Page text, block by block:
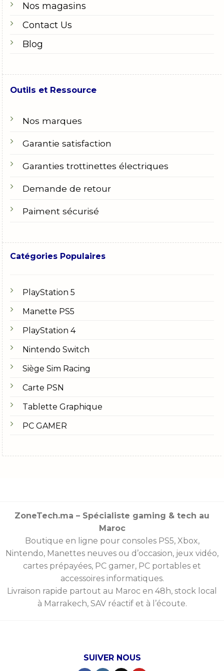
Nos magasins
Contact Us
Blog
Outils et Ressource
Nos marques
Garantie satisfaction
Garanties trottinettes électriques
Demande de retour
Paiment sécurisé
Catégories Populaires
PlayStation 5
Manette PS5
PlayStation 4
Nintendo Switch
Siège Sim Racing
Carte PSN
Tablette Graphique
PC GAMER
ZoneTech.ma – Spécialiste gaming & tech au
Maroc
Boutique en ligne pour consoles PS5, Xbox,
Nintendo, Manettes neuves ou d’occasion, jeux vidéo,
cartes prépayées, PC gamer, PC portables et
accessoires informatiques.
Livraison rapide partout au Maroc en 48h, stock local
à Marrakech, SAV réactif et à l’écoute.
SUIVER NOUS